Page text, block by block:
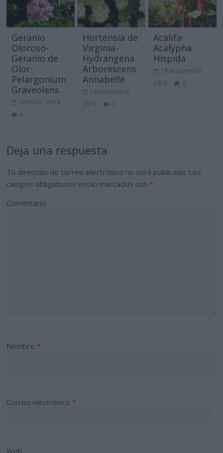
Geranio
Oloroso-
Geranio de
Olor-
Pelargonium
Graveolens
29 mayo, 2018
4
Hortensia de
Virginia-
Hydrangena
Arborescens
Annabelle
14 noviembre,
2019
0
Acalifa-
Acalypha
Hispida
18 septiembre,
2018
0
Deja una respuesta
Tu dirección de correo electrónico no será publicada. Los
campos obligatorios están marcados con *
Comentario
Nombre *
Correo electrónico *
Web